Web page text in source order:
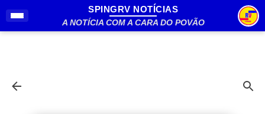
Pular para o conteúdo principal
SPINGRV NOTÍCIAS
A NOTÍCIA COM A CARA DO POVÃO